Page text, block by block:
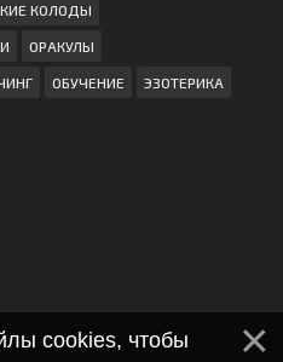
КОЛОДЫ
ОРАКУЛЫ
ОБУЧЕНИЕ ЭЗОТЕРИКА
cookies, чтобы